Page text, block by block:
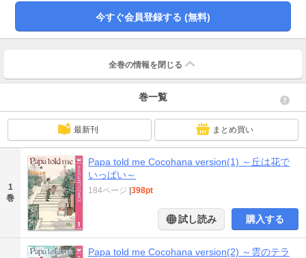
今すぐ会員登録する (無料)
全巻の情報を 閉じる
巻一覧
最新刊 まとめ買い
1
巻
Papa told me Cocohana version(1) ～丘は花で
いっぱい～
184ページ 398pt
試し読み 購入する
Papa told me Cocohana version(2) ～雲のテラ